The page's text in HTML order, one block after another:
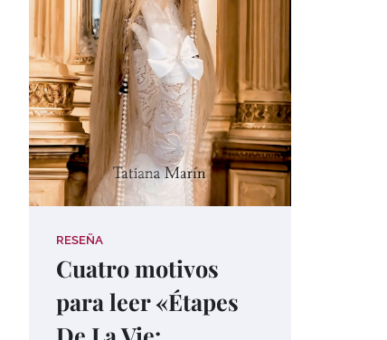
RESEÑA
Cuatro motivos
para leer «Étapes